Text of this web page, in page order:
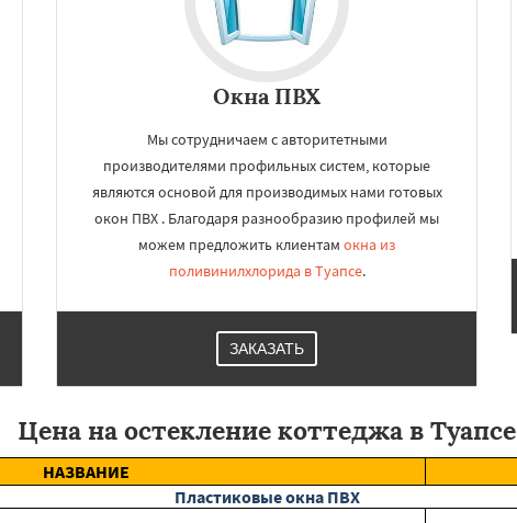
Окна ПВХ
Мы сотрудничаем с авторитетными
производителями профильных систем, которые
являются основой для производимых нами готовых
окон ПВХ . Благодаря разнообразию профилей мы
можем предложить клиентам окна из
поливинилхлорида в Туапсе.
ЗАКАЗАТЬ
Цена на остекление коттеджа в Туапсе
НАЗВАНИЕ
Пластиковые окна ПВХ